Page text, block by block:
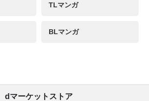
TLマンガ
BLマンガ
dマーケットストア